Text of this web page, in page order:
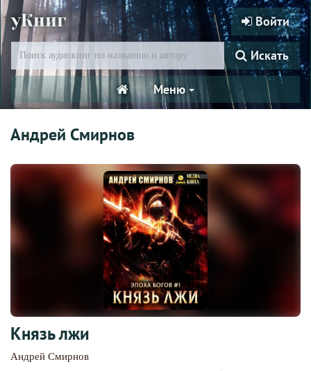
уКниг Войти
Искать
Меню
Андрей Смирнов
Князь лжи
Андрей Смирнов